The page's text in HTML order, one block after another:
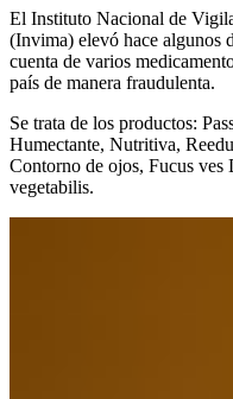
El Instituto Nacional de
(Invima) elevó hace algunos
cuenta de varios
país de manera fraudulenta.
Se trata de los productos:
Humectante, Nutritiva,
Contorno de ojos, Fucus ves
vegetabilis.